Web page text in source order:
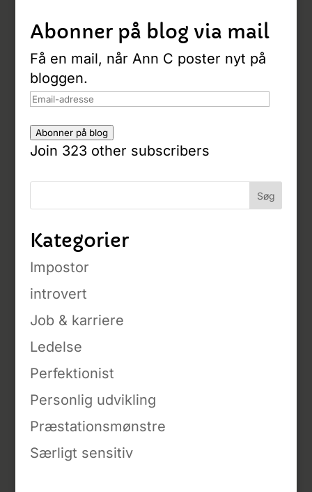
Abonner på blog via mail
Få en mail, når Ann C poster nyt på
bloggen.
Email-
Abonner på blog
Join 323 other subscribers
Kategorier
Impostor
introvert
Job & karriere
Ledelse
Perfektionist
Personlig udvikling
Præstationsmønstre
Særligt sensitiv